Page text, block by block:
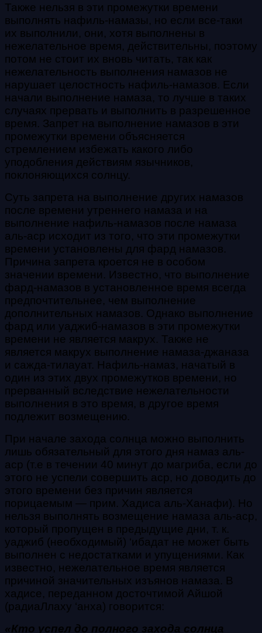
Также нельзя в эти промежутки времени
выполнять нафиль-намазы, но если все-таки
их выполнили, они, хотя выполнены в
нежелательное время, действительны, поэтому
потом не стоит их вновь читать, так как
нежелательность выполнения намазов не
нарушает целостность нафиль-намазов. Если
начали выполнение намаза, то лучше в таких
случаях прервать и выполнить в разрешенное
время. Запрет на выполнение намазов в эти
промежутки времени объясняется
стремлением избежать какого либо
уподобления действиям язычников,
поклоняющихся солнцу.
Суть запрета на выполнение других намазов
после времени утреннего намаза и на
выполнение нафиль-намазов после намаза
аль-аср исходит из того, что эти промежутки
времени установлены для фард намазов.
Причина запрета кроется не в особом
значении времени. Известно, что выполнение
фард-намазов в установленное время всегда
предпочтительнее, чем выполнение
дополнительных намазов. Однако выполнение
фард или уаджиб-намазов в эти промежутки
времени не является макрух. Также не
является макрух выполнение намаза-джаназа
и сажда-тилауат. Нафиль-намаз, начатый в
один из этих двух промежутков времени, но
прерванный вследствие нежелательности
выполнения в это время, в другое время
подлежит возмещению.
При начале захода солнца можно выполнить
лишь обязательный для этого дня намаз аль-
аср (т.е в течении 40 минут до магриба, если до
этого не успели совершить аср, но доводить до
этого времени без причин является
порицаемым — прим. Хадиса аль-Ханафи). Но
нельзя выполнять возмещение намаза аль-аср,
который пропущен в предыдущие дни, т. к.
уаджиб (необходимый) ‘ибадат не может быть
выполнен с недостатками и упущениями. Как
известно, нежелательное время является
причиной значительных изъянов намаза. В
хадисе, переданном досточтимой Айшой
(радиаЛлаху ‘анха) говорится:
«Кто успел до полного захода солнца